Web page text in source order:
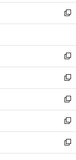
開
く
ウ
で
開
ン
ド
ウ
開
く
ウ
ィ
ン
ウ
で
開
く
し
い
ウ
ン
ド
ウ
で
開
く
新
し
ウ
ィ
ン
ド
ウ
で
開
く
新
し
い
ウ
ィ
ン
ド
ウ
で
開
新
し
い
ウ
ィ
ン
ド
ウ
新
し
い
ウ
ィ
ン
新
し
い
ウ
新
し